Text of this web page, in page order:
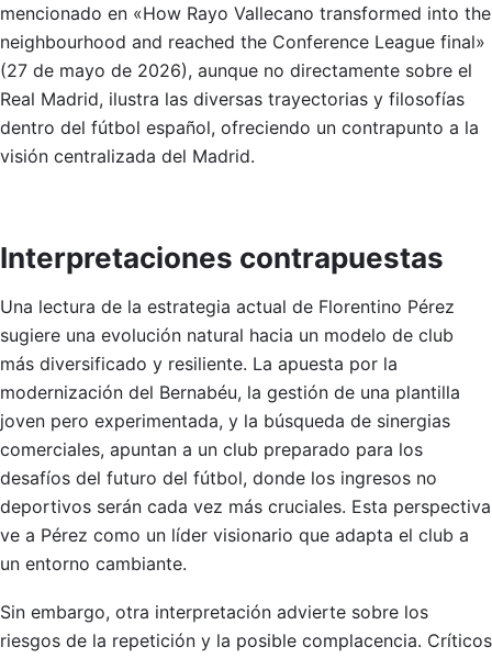
mencionado en «How Rayo Vallecano transformed into the
neighbourhood and reached the Conference League final»
(27 de mayo de 2026), aunque no directamente sobre el
Real Madrid, ilustra las diversas trayectorias y filosofías
dentro del fútbol español, ofreciendo un contrapunto a la
visión centralizada del Madrid.
Interpretaciones contrapuestas
Una lectura de la estrategia actual de Florentino Pérez
sugiere una evolución natural hacia un modelo de club
más diversificado y resiliente. La apuesta por la
modernización del Bernabéu, la gestión de una plantilla
joven pero experimentada, y la búsqueda de sinergias
comerciales, apuntan a un club preparado para los
desafíos del futuro del fútbol, donde los ingresos no
deportivos serán cada vez más cruciales. Esta perspectiva
ve a Pérez como un líder visionario que adapta el club a
un entorno cambiante.
Sin embargo, otra interpretación advierte sobre los
riesgos de la repetición y la posible complacencia. Críticos